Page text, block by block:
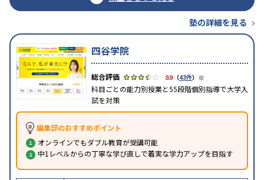
塾の詳細を見る
四谷学院
3.9 （43件） ※
科目ごとの能力別授業と55段階個別指導で大学入
試を対策
編集部のおすすめポイント
オンラインでもダブル教育が受講可能
中1レベルからの丁寧な学び直しで着実な学力アップを目指す